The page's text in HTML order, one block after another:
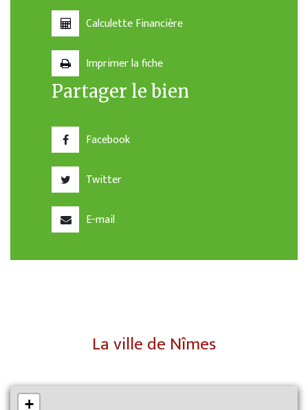
Calculette Financière
Imprimer la fiche
Partager le bien
Facebook
Twitter
E-mail
La ville de Nîmes
+